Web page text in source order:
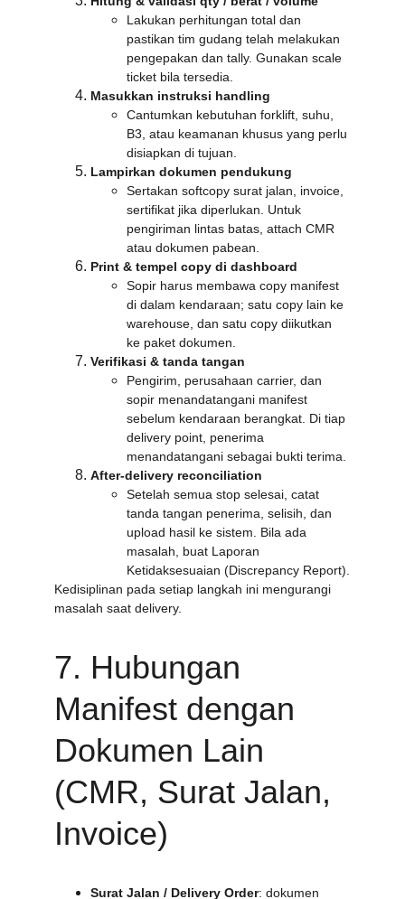
Lakukan perhitungan total dan
pastikan tim gudang telah melakukan
pengepakan dan tally. Gunakan scale
ticket bila tersedia.
Masukkan instruksi handling
Cantumkan kebutuhan forklift, suhu,
B3, atau keamanan khusus yang perlu
disiapkan di tujuan.
Lampirkan dokumen pendukung
Sertakan softcopy surat jalan, invoice,
sertifikat jika diperlukan. Untuk
pengiriman lintas batas, attach CMR
atau dokumen pabean.
Print & tempel copy di dashboard
Sopir harus membawa copy manifest
di dalam kendaraan; satu copy lain ke
warehouse, dan satu copy diikutkan
ke paket dokumen.
Verifikasi & tanda tangan
Pengirim, perusahaan carrier, dan
sopir menandatangani manifest
sebelum kendaraan berangkat. Di tiap
delivery point, penerima
menandatangani sebagai bukti terima.
After-delivery reconciliation
Setelah semua stop selesai, catat
tanda tangan penerima, selisih, dan
upload hasil ke sistem. Bila ada
masalah, buat Laporan
Ketidaksesuaian (Discrepancy Report).
Kedisiplinan pada setiap langkah ini mengurangi
masalah saat delivery.
7. Hubungan
Manifest dengan
Dokumen Lain
(CMR, Surat Jalan,
Invoice)
Surat Jalan / Delivery Order: dokumen